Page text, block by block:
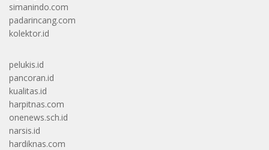
simanindo.com
padarincang.com
kolektor.id
pelukis.id
pancoran.id
kualitas.id
harpitnas.com
onenews.sch.id
narsis.id
hardiknas.com